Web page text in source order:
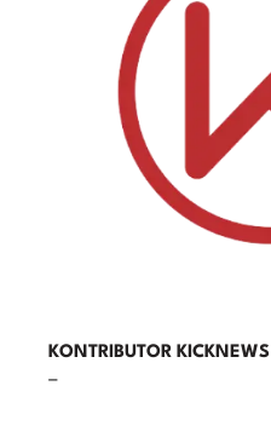
KONTRIBUTOR KICKNEWS
–